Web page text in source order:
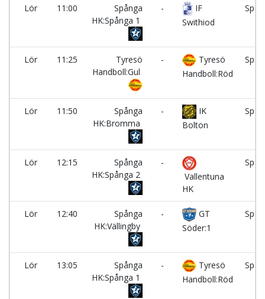
Lör 11:00
Spånga
HK:Spånga 1
-
IF
Swithiod
Lör 11:25
Tyresö
Handboll:Gul
-
Tyresö
Handboll:Röd
Lör 11:50
Spånga
HK:Bromma
-
IK
Bolton
Lör 12:15
Spånga
HK:Spånga 2
-
Vallentuna
HK
Lör 12:40
Spånga
HK:Vällingby
-
GT
Söder:1
Lör 13:05
Spånga
HK:Spånga 1
-
Tyresö
Handboll:Röd